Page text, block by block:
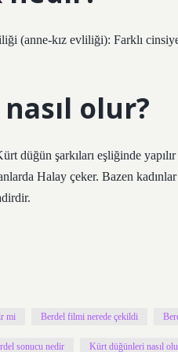
(anne-kız evliliği): Farklı
olur?
düğün şarkıları eşliğinde yapılır
Halay çeker. Bazen
mi Berdel filmi nerede çekildi
sonucu nedir Kürt düğünleri nasıl